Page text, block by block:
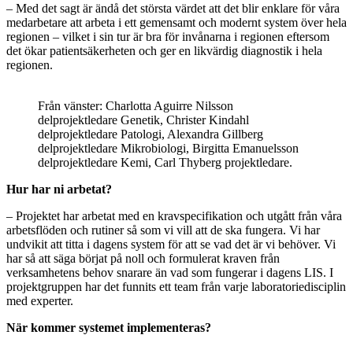
– Med det sagt är ändå det största värdet att det blir enklare för våra
medarbetare att arbeta i ett gemensamt och modernt system över hela
regionen – vilket i sin tur är bra för invånarna i regionen eftersom
det ökar patientsäkerheten och ger en likvärdig diagnostik i hela
regionen.
Från vänster: Charlotta Aguirre Nilsson
delprojektledare Genetik, Christer Kindahl
delprojektledare Patologi, Alexandra Gillberg
delprojektledare Mikrobiologi, Birgitta Emanuelsson
delprojektledare Kemi, Carl Thyberg projektledare.
Hur har ni arbetat?
– Projektet har arbetat med en kravspecifikation och utgått från våra
arbetsflöden och rutiner så som vi vill att de ska fungera. Vi har
undvikit att titta i dagens system för att se vad det är vi behöver. Vi
har så att säga börjat på noll och formulerat kraven från
verksamhetens behov snarare än vad som fungerar i dagens LIS. I
projektgruppen har det funnits ett team från varje laboratoriedisciplin
med experter.
När kommer systemet implementeras?